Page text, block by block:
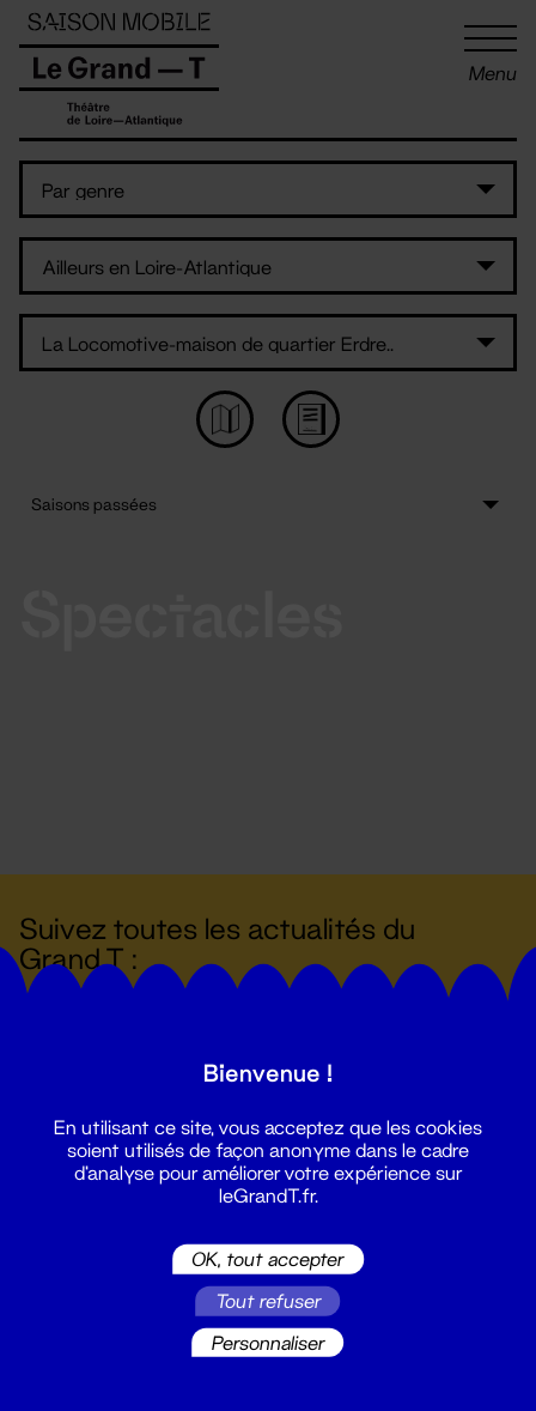
Menu
Suivez toutes les actualités du
Grand T :
billetterie@leGrandT.fr
Panneau de gestion des cookies
Bienvenue !
En utilisant ce site, vous acceptez que les cookies
soient utilisés de façon anonyme dans le cadre
d'analyse pour améliorer votre expérience sur
leGrandT.fr.
OK, tout accepter
Tout refuser
Personnaliser